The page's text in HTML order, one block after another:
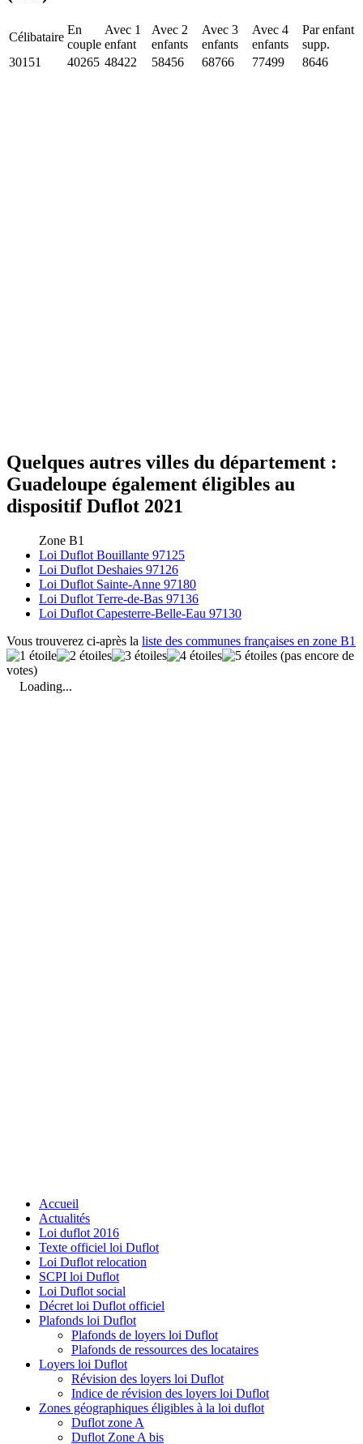
Célibataire
En
couple
Avec 1
enfant
Avec 2
enfants
Avec 3
enfants
Avec 4
enfants
Par enfant
supp.
30151
40265 48422 58456 68766 77499 8646
Quelques autres villes du département :
Guadeloupe également éligibles au
dispositif Duflot 2021
Zone B1
Loi Duflot Bouillante 97125
Loi Duflot Deshaies 97126
Loi Duflot Sainte-Anne 97180
Loi Duflot Terre-de-Bas 97136
Loi Duflot Capesterre-Belle-Eau 97130
Vous trouverez ci-après la liste des communes françaises en zone B1
(pas encore de
votes)
Loading...
Accueil
Actualités
Loi duflot 2016
Texte officiel loi Duflot
Loi Duflot relocation
SCPI loi Duflot
Loi Duflot social
Décret loi Duflot officiel
Plafonds loi Duflot
Plafonds de loyers loi Duflot
Plafonds de ressources des locataires
Loyers loi Duflot
Révision des loyers loi Duflot
Indice de révision des loyers loi Duflot
Zones géographiques éligibles à la loi duflot
Duflot zone A
Duflot Zone A bis